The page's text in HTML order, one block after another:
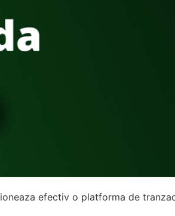
efectiv o platforma de